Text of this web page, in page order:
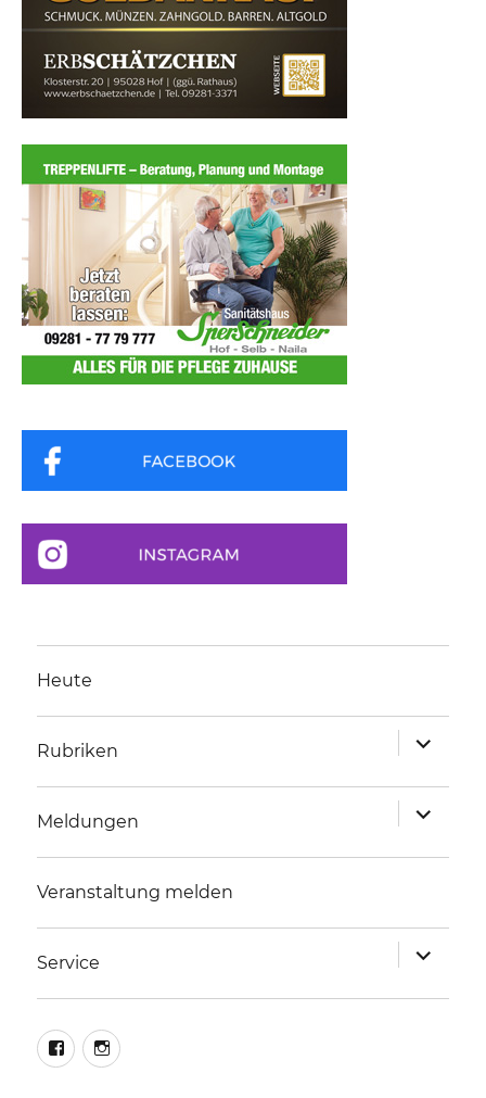
Heute
Rubriken
anzeigen
Meldungen
anzeigen
Veranstaltung melden
Service
anzeigen
facebookinstagram